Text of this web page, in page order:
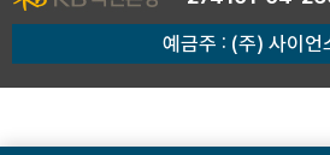
예금주 : (주) 사이언